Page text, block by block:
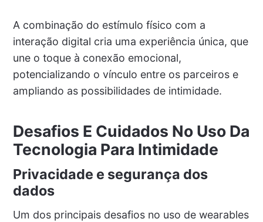
A combinação do estímulo físico com a
interação digital cria uma experiência única, que
une o toque à conexão emocional,
potencializando o vínculo entre os parceiros e
ampliando as possibilidades de intimidade.
Desafios E Cuidados No Uso Da
Tecnologia Para Intimidade
Privacidade e segurança dos
dados
Um dos principais desafios no uso de wearables